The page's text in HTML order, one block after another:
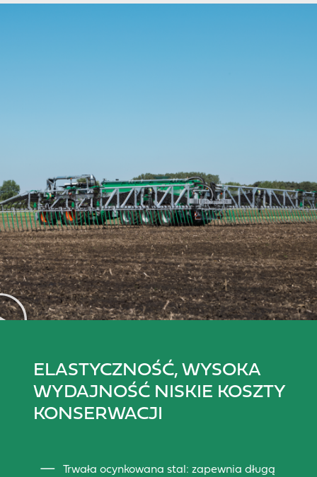
ELASTYCZNOŚĆ, WYSOKA
WYDAJNOŚĆ NISKIE KOSZTY
KONSERWACJI
Trwała ocynkowana stal: zapewnia długą